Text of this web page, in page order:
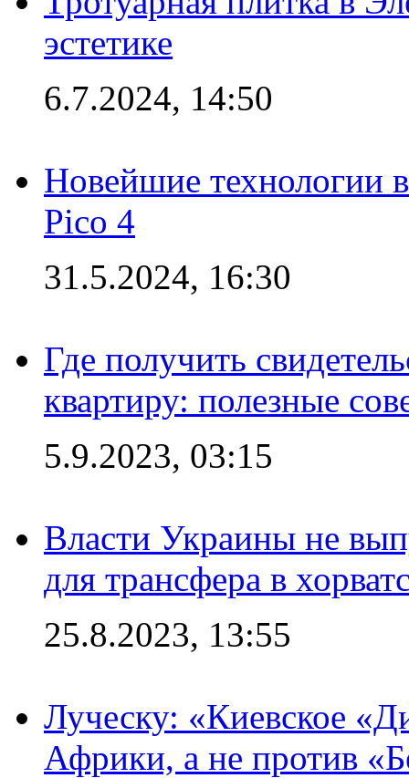
эстетике
6.7.2024, 14:50
Новейшие технологии
Pico 4
31.5.2024, 16:30
Где получить
квартиру: полезные
5.9.2023, 03:15
Власти Украины не
для трансфера в
25.8.2023, 13:55
Луческу: «Киевское
Африки, а не против